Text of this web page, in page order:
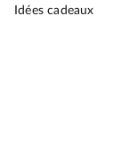
Idées cadeaux